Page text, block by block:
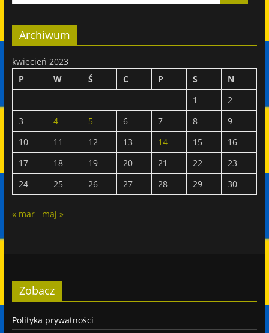
Archiwum
kwiecień 2023
P
W Ś C P S
N
1
2
3
4 5 6 7 8
9
10
11 12 13 14 15
16
17
18 19 20 21 22
23
24
25 26 27 28 29 30
« mar maj »
Zobacz
Polityka prywatności